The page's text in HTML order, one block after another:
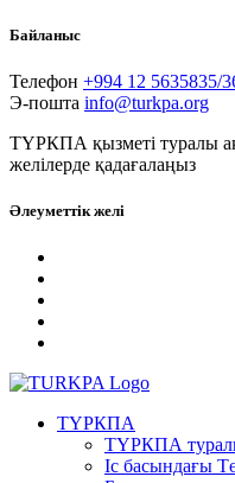
Байланыс
Телефон +994 12 5635835/
Э-пошта info@turkpa.org
ТҮРКПА қызметі туралы
желілерде қадағалаңыз
Әлеуметтік желі
ТҮРКПА
ТҮРКПА
Iс басындағы